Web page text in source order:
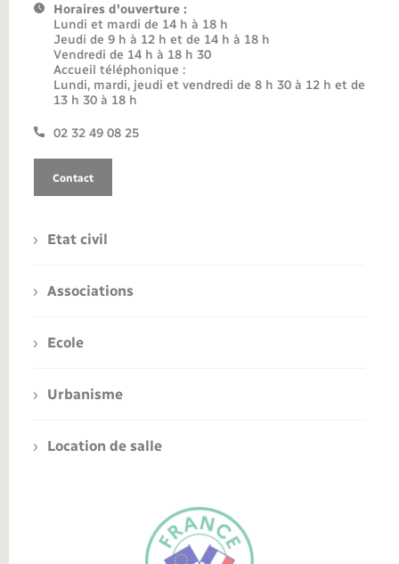
Horaires d'ouverture :
Lundi et mardi de 14 h à 18 h
Jeudi de 9 h à 12 h et de 14 h à 18 h
Vendredi de 14 h à 18 h 30
Accueil téléphonique :
Lundi, mardi, jeudi et vendredi de 8 h 30 à 12 h et de
13 h 30 à 18 h
02 32 49 08 25
Contact
Etat civil
Associations
Ecole
Urbanisme
Location de salle